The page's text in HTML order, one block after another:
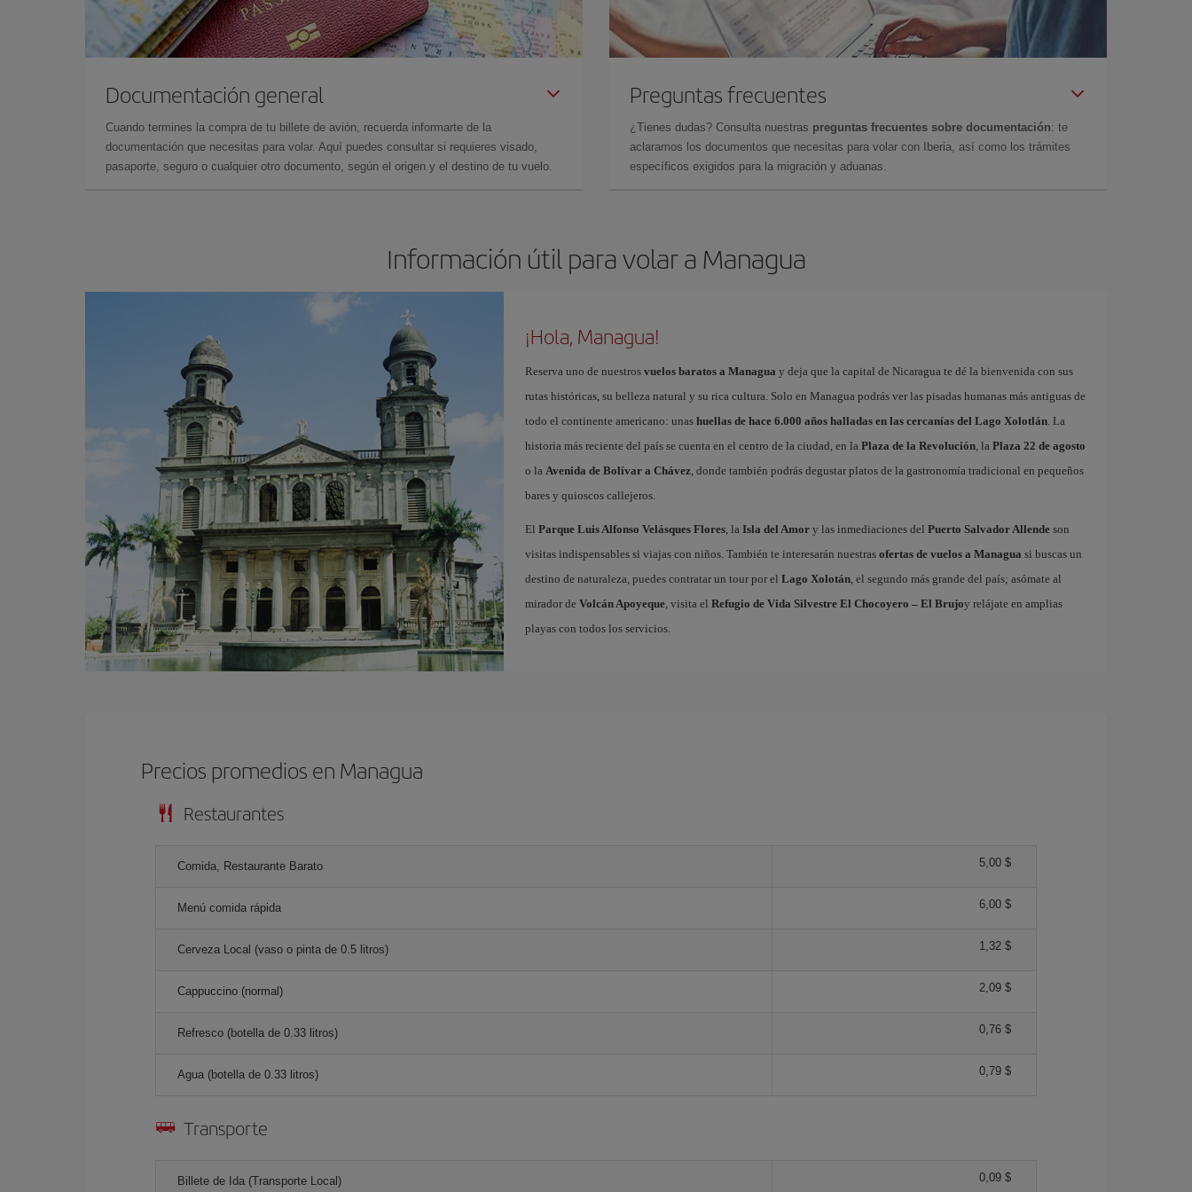
Documentación general
Cuando termines la compra de tu billete de avión, recuerda informarte de la
documentación que necesitas para volar. Aquí puedes consultar si requieres visado,
pasaporte, seguro o cualquier otro documento, según el origen y el destino de tu vuelo.
Preguntas frecuentes
¿Tienes dudas? Consulta nuestras preguntas frecuentes sobre documentación: te
aclaramos los documentos que necesitas para volar con Iberia, así como los trámites
específicos exigidos para la migración y aduanas.
Información útil para volar a Managua
¡Hola, Managua!
Reserva uno de nuestros vuelos baratos a Managua y deja que la capital de Nicaragua te dé la bienvenida con sus
rutas históricas, su belleza natural y su rica cultura. Solo en Managua podrás ver las pisadas humanas más antiguas de
todo el continente americano: unas huellas de hace 6.000 años halladas en las cercanías del Lago Xolotlán. La
historia más reciente del país se cuenta en el centro de la ciudad, en la Plaza de la Revolución, la Plaza 22 de agosto
o la Avenida de Bolívar a Chávez, donde también podrás degustar platos de la gastronomía tradicional en pequeños
bares y quioscos callejeros.
El Parque Luis Alfonso Velásques Flores, la Isla del Amory las inmediaciones del Puerto Salvador Allendeson
visitas indispensables si viajas con niños. También te interesarán nuestras ofertas de vuelos a Managua si buscas un
destino de naturaleza, puedes contratar un tour por el Lago Xolotán, el segundo más grande del país; asómate al
mirador de Volcán Apoyeque, visita el Refugio de Vida Silvestre El Chocoyero – El Brujoy relájate en amplias
playas con todos los servicios.
Precios promedios en Managua
Restaurantes
Comida, Restaurante Barato 5,00 $
Menú comida rápida 6,00 $
Cerveza Local (vaso o pinta de 0.5 litros) 1,32 $
Cappuccino (normal) 2,09 $
Refresco (botella de 0.33 litros) 0,76 $
Agua (botella de 0.33 litros) 0,79 $
Transporte
Billete de Ida (Transporte Local) 0,09 $